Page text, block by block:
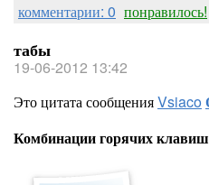
комментарии: 0 понравилось!
табы
19-06-2012 13:42
Это цитата сообщенияVsiaco
Комбинации горячих клавиш